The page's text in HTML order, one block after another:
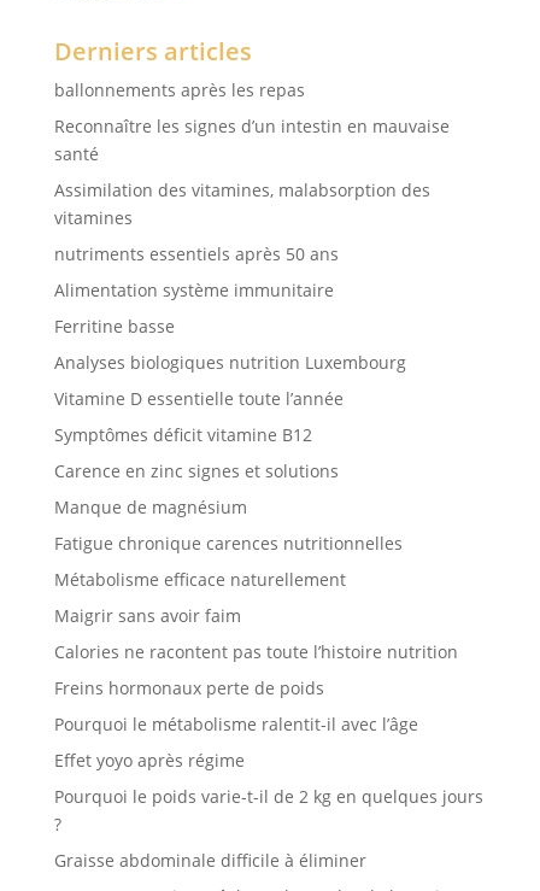
Derniers articles
ballonnements après les repas
Reconnaître les signes d’un intestin en mauvaise
santé
Assimilation des vitamines, malabsorption des
vitamines
nutriments essentiels après 50 ans
Alimentation système immunitaire
Ferritine basse
Analyses biologiques nutrition Luxembourg
Vitamine D essentielle toute l’année
Symptômes déficit vitamine B12
Carence en zinc signes et solutions
Manque de magnésium
Fatigue chronique carences nutritionnelles
Métabolisme efficace naturellement
Maigrir sans avoir faim
Calories ne racontent pas toute l’histoire nutrition
Freins hormonaux perte de poids
Pourquoi le métabolisme ralentit-il avec l’âge
Effet yoyo après régime
Pourquoi le poids varie-t-il de 2 kg en quelques jours
?
Graisse abdominale difficile à éliminer